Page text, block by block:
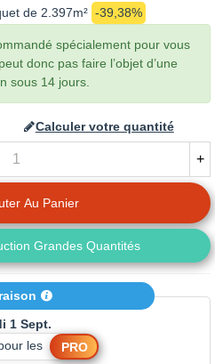
de 2.397m² -39,38%
spécialement pour vous
donc pas faire l’objet d’une
sous 14 jours.
Calculer votre quantité
+
Au Panier
Grandes Quantités
1 Sept.
les PRO